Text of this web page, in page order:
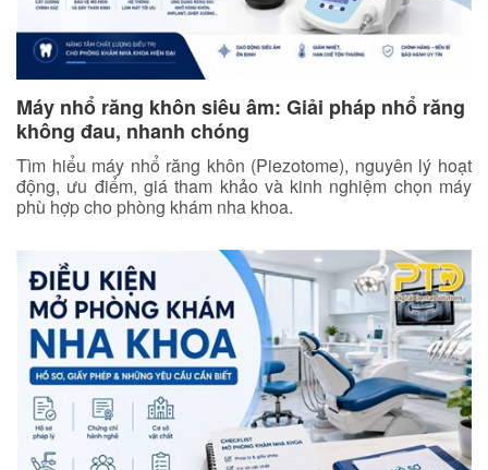
Máy nhổ răng khôn siêu âm: Giải pháp nhổ răng
không đau, nhanh chóng
Tìm hiểu máy nhổ răng khôn (Piezotome), nguyên lý hoạt
động, ưu điểm, giá tham khảo và kinh nghiệm chọn máy
phù hợp cho phòng khám nha khoa.